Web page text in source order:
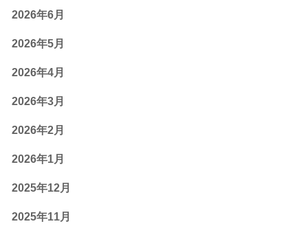
2026年6月
2026年5月
2026年4月
2026年3月
2026年2月
2026年1月
2025年12月
2025年11月